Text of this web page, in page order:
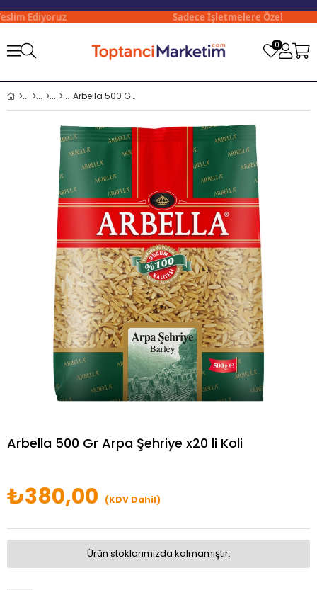
Ediyoruz Sadece İşletmelere Özel
0
Arbella 500 Gr Arpa Şehriye x20 li Koli
Arbella 500 Gr Arpa Şehriye x20 li Koli
₺380,00 (KDV Dahil)
Ürün stoklarımızda kalmamıştır.